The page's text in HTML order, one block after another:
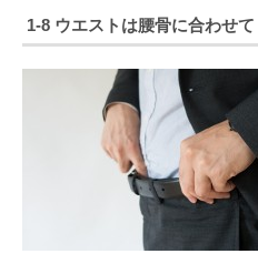
1-8 ウエストは腰骨に合わせて